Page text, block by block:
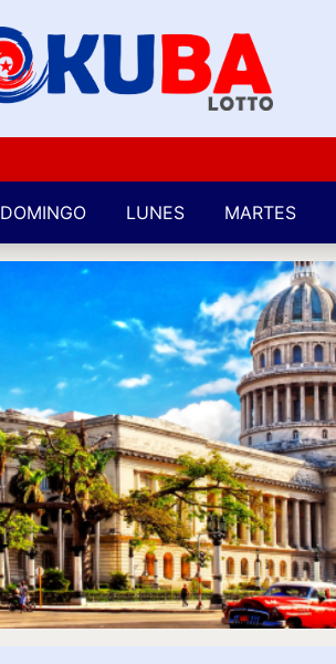
DOMINGO LUNES MARTES